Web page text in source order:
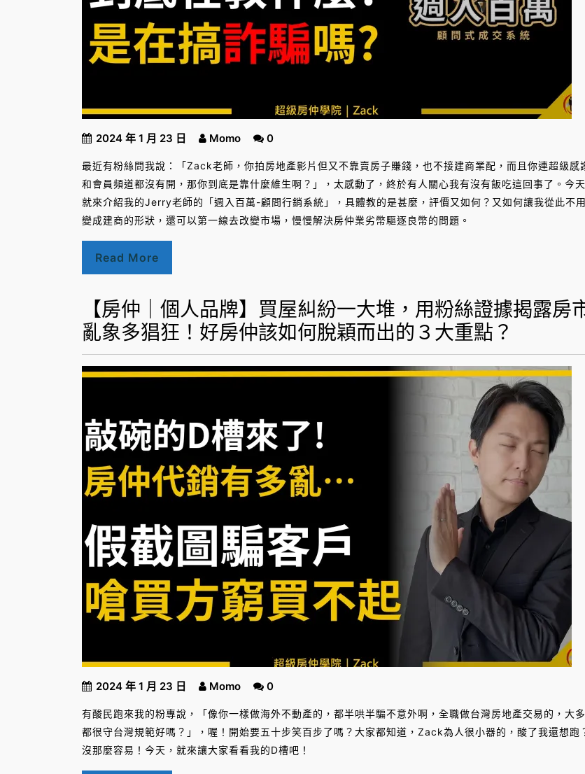
2024 年 1 月 23 日 Momo 0
最近有粉絲問我說：「Zack老師，你拍房地產影片但又不靠賣房子賺錢，也不接建商業配，而且你連超級感
和會員頻道都沒有開，那你到底是靠什麼維生啊？」，太感動了，終於有人關心我有沒有飯吃這回事了。今天
就來介紹我的Jerry老師的「週入百萬-顧問行銷系統」，具體教的是甚麼，評價又如何？又如何讓我從此不用
變成建商的形狀，還可以第一線去改變市場，慢慢解決房仲業劣幣驅逐良幣的問題。
Read More
【房仲｜個人品牌】買屋糾紛一大堆，用粉絲證據揭露房
亂象多猖狂！好房仲該如何脫穎而出的３大重點？
2024 年 1 月 23 日 Momo 0
有酸民跑來我的粉專說，「像你一樣做海外不動產的，都半哄半騙不意外啊，全職做台灣房地產交易的，大多
都很守台灣規範好嗎？」，喔！開始要五十步笑百步了嗎？大家都知道，Zack為人很小器的，酸了我還想跑
沒那麼容易！今天，就來讓大家看看我的D槽吧！